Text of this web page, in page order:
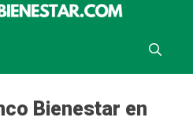
Bienestar en